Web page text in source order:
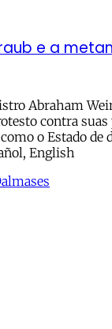
e a
Abraham
contra
o Estado de
English